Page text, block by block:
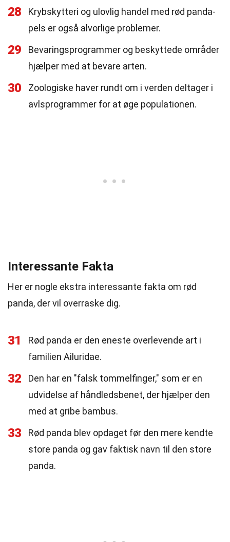
28
Krybskytteri og ulovlig handel med rød panda-
pels er også alvorlige problemer.
29
Bevaringsprogrammer og beskyttede områder
hjælper med at bevare arten.
30
Zoologiske haver rundt om i verden deltager i
avlsprogrammer for at øge populationen.
Interessante Fakta
Her er nogle ekstra interessante fakta om rød
panda, der vil overraske dig.
31
Rød panda er den eneste overlevende art i
familien Ailuridae.
32
Den har en "falsk tommelfinger," som er en
udvidelse af håndledsbenet, der hjælper den
med at gribe bambus.
33
Rød panda blev opdaget før den mere kendte
store panda og gav faktisk navn til den store
panda.